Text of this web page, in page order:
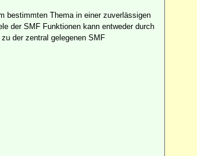
bestimmten Thema in einer zuverlässigen
der SMF Funktionen kann entweder durch
der zentral gelegenen SMF